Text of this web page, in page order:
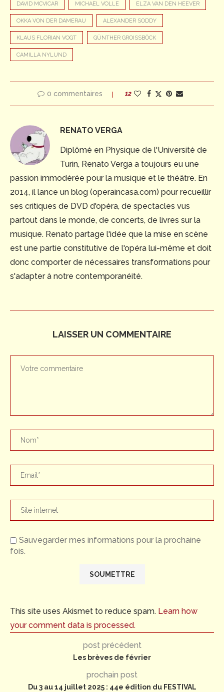
DAVID MCVICAR MICHAEL VOLLE ELZA VAN DEN HEEVER
OKKA VON DER DAMERAU ALEXANDER SODDY
KLAUS FLORIAN VOGT GÜNTHER GROISSBÖCK
CAMILLA NYLUND
0 commentaires 12
RENATO VERGA
Diplômé en Physique de l'Université de
Turin, Renato Verga a toujours eu une
passion immodérée pour la musique et le théâtre. En
2014, il lance un blog (operaincasa.com) pour recueillir
ses critiques de DVD d'opéra, de spectacles vus
partout dans le monde, de concerts, de livres sur la
musique. Renato partage l'idée que la mise en scène
est une partie constitutive de l'opéra lui-même et doit
donc comporter de nécessaires transformations pour
s'adapter à notre contemporanéité.
LAISSER UN COMMENTAIRE
Sauvegarder mes informations pour la prochaine
fois.
This site uses Akismet to reduce spam. Learn how
your comment data is processed.
post précédent
Les brèves de février
prochain post
Du 3 au 14 juillet 2025 : 44e édition du FESTIVAL